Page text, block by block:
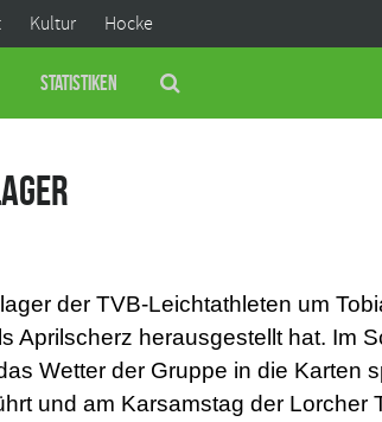
Kultur Hocke
Statistiken
der TVB-Leichtathleten um
Aprilscherz herausgestellt hat. Im
Wetter der Gruppe in die Karten
und am Karsamstag der Lorcher